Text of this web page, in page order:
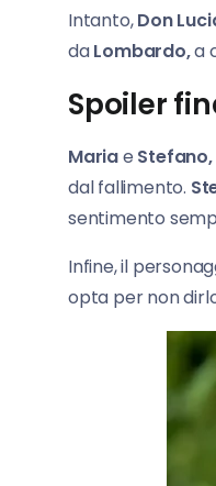
Intanto,Don
daLombardo,a
Spoiler
Mariae Stefano,
dal fallimento.
sentimento
Infine, il
opta per non